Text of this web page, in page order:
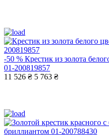
-50 % Крестик из золота
01-200819857
11 526 ₴ 5 763 ₴